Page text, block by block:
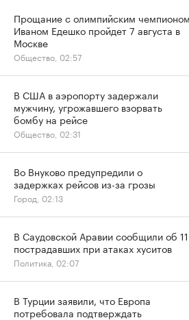
Прощание с олимпийским чемпионом
Иваном Едешко пройдет 7 августа в
Москве
Общество, 02:57
В США в аэропорту задержали
мужчину, угрожавшего взорвать
бомбу на рейсе
Общество, 02:31
Во Внуково предупредили о
задержках рейсов из-за грозы
Город, 02:13
В Саудовской Аравии сообщили об 11
пострадавших при атаках хуситов
Политика, 02:07
В Турции заявили, что Европа
потребовала подтверждать